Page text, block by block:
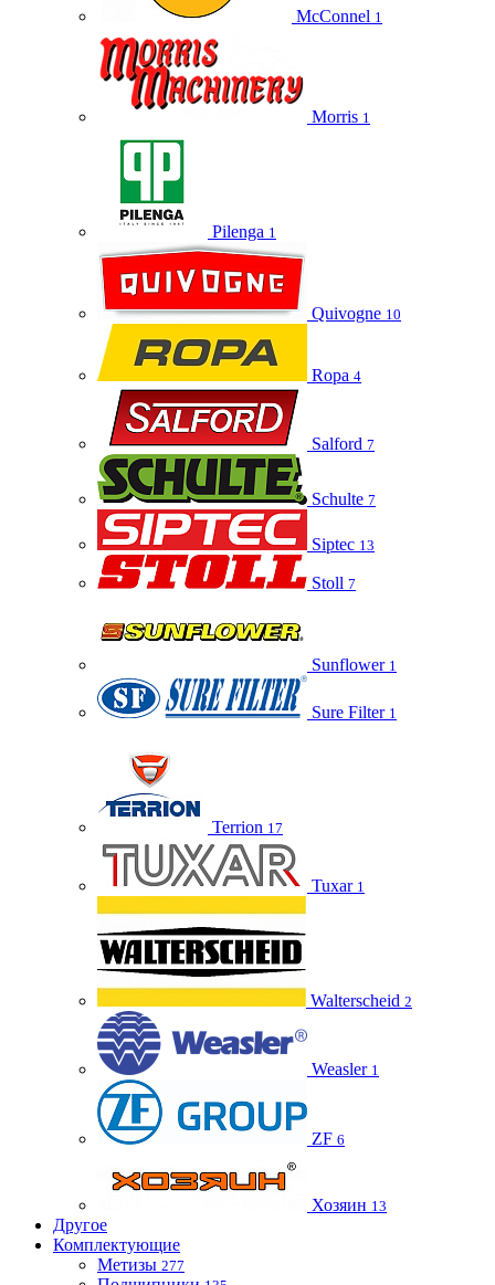
McConnel 1
Morris 1
Pilenga 1
Quivogne 10
Ropa 4
Salford 7
Schulte 7
Siptec 13
Stoll 7
Sunflower 1
Sure Filter 1
Terrion 17
Tuxar 1
Walterscheid 2
Weasler 1
ZF 6
Хозяин 13
Другое
Комплектующие
Метизы 277